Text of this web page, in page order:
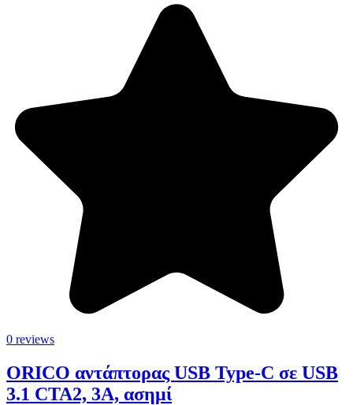
0 reviews
ORICO αντάπτορας USB Type-C σε USB
3.1 CTA2, 3A, ασημί